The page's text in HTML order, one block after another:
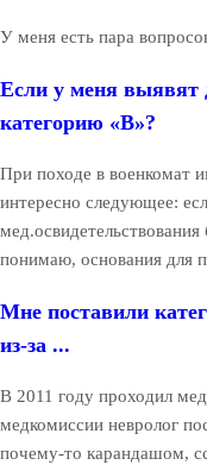
У меня есть пара
Если у меня выявят
категорию «В»?
При походе в военкомат
интересно следующее:
понимаю, основания для
Мне поставили
из-за ...
В 2011 году проходил
медкомиссии невролог
почему-то карандашом,